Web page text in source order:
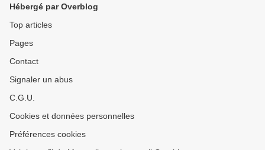
Hébergé par Overblog
Top articles
Pages
Contact
Signaler un abus
C.G.U.
Cookies et données personnelles
Préférences cookies